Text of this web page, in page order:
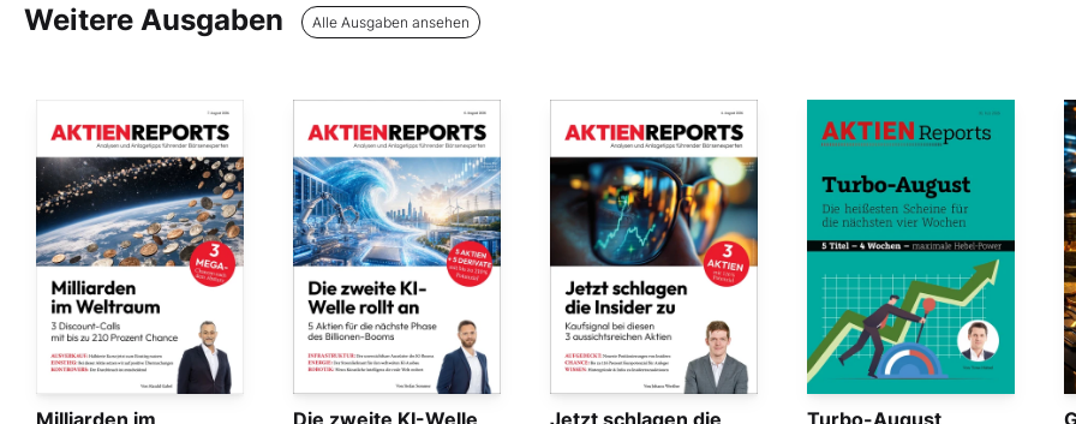
Weitere Ausgaben Alle Ausgaben ansehen